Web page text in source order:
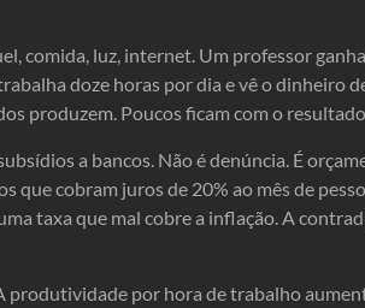
comida, luz, internet. Um professor
doze horas por dia e vê o dinheiro
produzem. Poucos ficam com o
a bancos. Não é denúncia. É
que cobram juros de 20% ao mês de
taxa que mal cobre a inflação. A
produtividade por hora de trabalho